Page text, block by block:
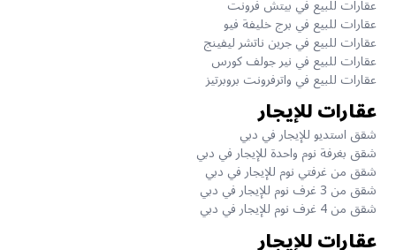
عقارات للبيع في بيتش فرونت
عقارات للبيع في برج خليفة فيو
عقارات للبيع في جرين ناتشر ليفينج
عقارات للبيع في نير جولف كورس
عقارات للبيع في واترفرونت بروبرتيز
عقارات للإيجار
شقق استديو للإيجار في دبي
شقق بغرفة نوم واحدة للإيجار في دبي
شقق من غرفتي نوم للإيجار في دبي
شقق من 3 غرف نوم للإيجار في دبي
شقق من 4 غرف نوم للإيجار في دبي
عقارات للإيجار